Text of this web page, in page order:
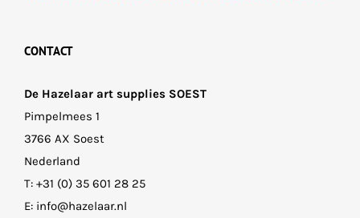
CONTACT
De Hazelaar art supplies SOEST
Pimpelmees 1
3766 AX Soest
Nederland
T: +31 (0) 35 601 28 25
E: info@hazelaar.nl